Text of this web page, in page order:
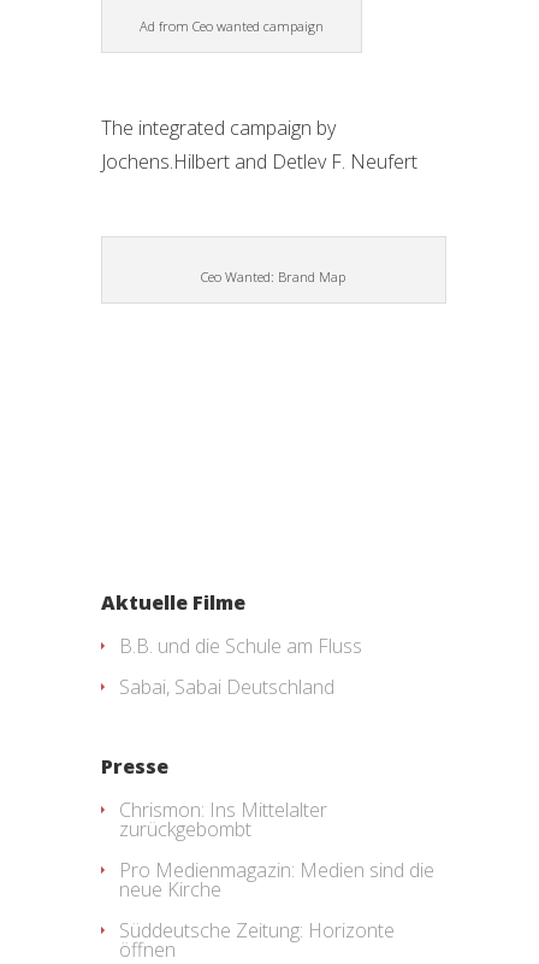
Ad from Ceo wanted campaign
The integrated campaign by
Jochens.Hilbert and Detlev F. Neufert
Ceo Wanted: Brand Map
Aktuelle Filme
B.B. und die Schule am Fluss
Sabai, Sabai Deutschland
Presse
Chrismon: Ins Mittelalter
zurückgebombt
Pro Medienmagazin: Medien sind die
neue Kirche
Süddeutsche Zeitung: Horizonte
öffnen